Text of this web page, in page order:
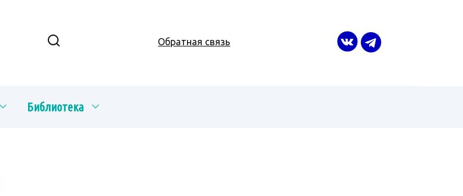
Обратная связь
Библиотека